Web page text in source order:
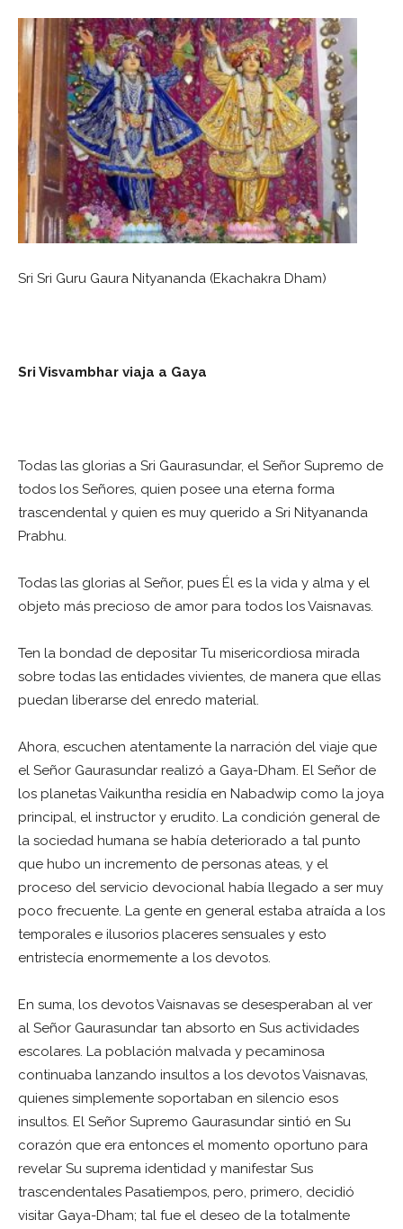
Sri Sri Guru Gaura Nityananda (Ekachakra Dham)
Sri Visvambhar viaja a Gaya
Todas las glorias a Sri Gaurasundar, el Señor Supremo de
todos los Señores, quien posee una eterna forma
trascendental y quien es muy querido a Sri Nityananda
Prabhu.
Todas las glorias al Señor, pues Él es la vida y alma y el
objeto más precioso de amor para todos los Vaisnavas.
Ten la bondad de depositar Tu misericordiosa mirada
sobre todas las entidades vivientes, de manera que ellas
puedan liberarse del enredo material.
Ahora, escuchen atentamente la narración del viaje que
el Señor Gaurasundar realizó a Gaya-Dham. El Señor de
los planetas Vaikuntha residía en Nabadwip como la joya
principal, el instructor y erudito. La condición general de
la sociedad humana se había deteriorado a tal punto
que hubo un incremento de personas ateas, y el
proceso del servicio devocional había llegado a ser muy
poco frecuente. La gente en general estaba atraída a los
temporales e ilusorios placeres sensuales y esto
entristecía enormemente a los devotos.
En suma, los devotos Vaisnavas se desesperaban al ver
al Señor Gaurasundar tan absorto en Sus actividades
escolares. La población malvada y pecaminosa
continuaba lanzando insultos a los devotos Vaisnavas,
quienes simplemente soportaban en silencio esos
insultos. El Señor Supremo Gaurasundar sintió en Su
corazón que era entonces el momento oportuno para
revelar Su suprema identidad y manifestar Sus
trascendentales Pasatiempos, pero, primero, decidió
visitar Gaya-Dham; tal fue el deseo de la totalmente